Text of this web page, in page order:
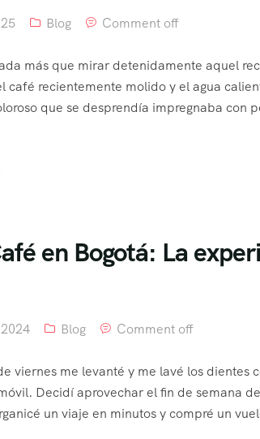
Blog Comment off
más que mirar detenidamente aquel
café recientemente molido y el agua
que se desprendía impregnaba
en Bogotá: La
Blog Comment off
viernes me levanté y me lavé los
Decidí aprovechar el fin de semana
un viaje en minutos y compré un